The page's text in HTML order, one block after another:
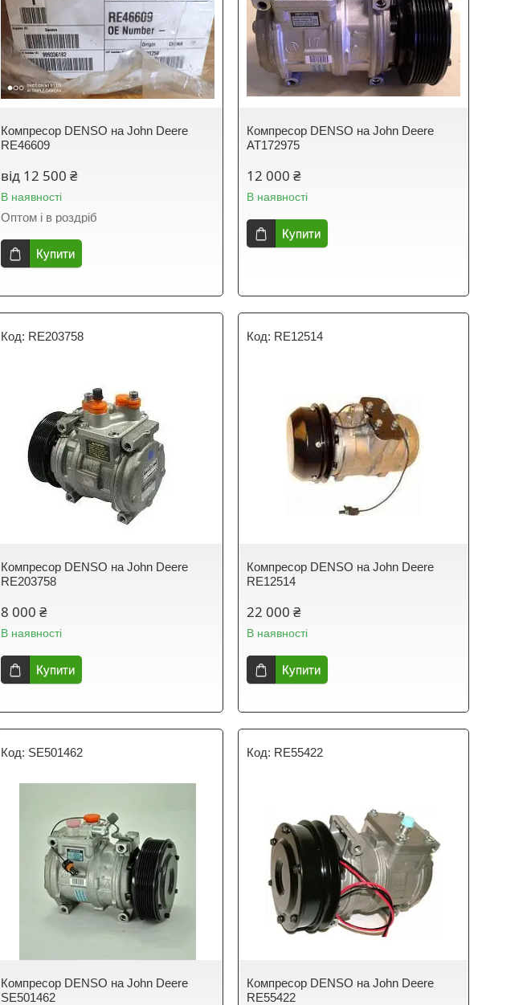
Компресор DENSO на John Deere
RE46609
від 12 500 ₴
В наявності
Оптом і в роздріб
Купити
Компресор DENSO на John Deere
AT172975
12 000 ₴
В наявності
Купити
RE203758
Компресор DENSO на John Deere
RE203758
8 000 ₴
В наявності
Купити
RE12514
Компресор DENSO на John Deere
RE12514
22 000 ₴
В наявності
Купити
SE501462
Компресор DENSO на John Deere
SE501462
RE55422
Компресор DENSO на John Deere
RE55422